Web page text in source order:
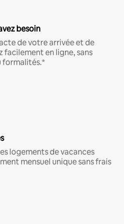
besoin
de votre arrivée et de
en ligne, sans
formalités.*
logements de vacances
mensuel unique sans frais